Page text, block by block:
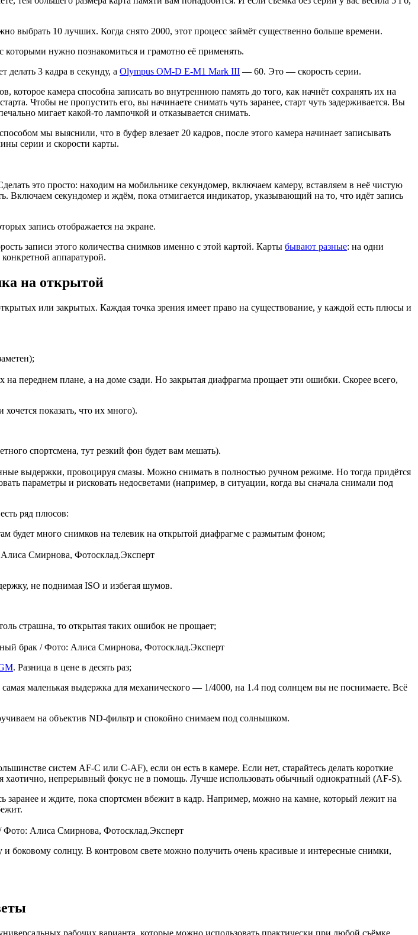
выбрать 10 лучших. Когда снято 2000, этот процесс займёт существенно больше времени.
нужно познакомиться и грамотно её применять.
3 кадра в секунду, а Olympus OM-D E-M1 Mark III — 60. Это — скорость серии.
камера способна записать во внутреннюю память до того, как начнёт сохранять их на
Чтобы не пропустить его, вы начинаете снимать чуть заранее, старт чуть задерживается. Вы
мигает какой-то лампочкой и отказывается снимать.
мы выяснили, что в буфер влезает 20 кадров, после этого камера начинает записывать
серии и скорости карты.
это просто: находим на мобильнике секундомер, включаем камеру, вставляем в неё чистую
Включаем секундомер и ждём, пока отмигается индикатор, указывающий на то, что идёт запись
запись отображается на экране.
записи этого количества снимков именно с этой картой. Карты бывают разные: на одни
аппаратурой.
на открытой
или закрытых. Каждая точка зрения имеет право на существование, у каждой есть плюсы и
переднем плане, а на доме сзади. Но закрытая диафрагма прощает эти ошибки. Скорее всего,
показать, что их много).
спортсмена, тут резкий фон будет вам мешать).
выдержки, провоцируя смазы. Можно снимать в полностью ручном режиме. Но тогда придётся
параметры и рисковать недосветами (например, в ситуации, когда вы сначала снимали под
ряд плюсов:
будет много снимков на телевик на открытой диафрагме с размытым фоном;
Смирнова, Фотосклад.Эксперт
не поднимая ISO и избегая шумов.
страшна, то открытая таких ошибок не прощает;
брак / Фото: Алиса Смирнова, Фотосклад.Эксперт
. Разница в цене в десять раз;
маленькая выдержка для механического — 1/4000, на 1.4 под солнцем вы не поснимаете. Всё
на объектив ND-фильтр и спокойно снимаем под солнышком.
систем AF-C или C-AF), если он есть в камере. Если нет, старайтесь делать короткие
хаотично, непрерывный фокус не в помощь. Лучше использовать обычный однократный (AF-S).
и ждите, пока спортсмен вбежит в кадр. Например, можно на камне, который лежит на
Фото: Алиса Смирнова, Фотосклад.Эксперт
боковому солнцу. В контровом свете можно получить очень красивые и интересные снимки,